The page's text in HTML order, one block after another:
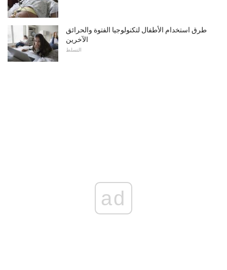
طرق استخدام الأطفال لتكنولوجيا الفتوة والحرائق
الآخرين
التسلط
ad